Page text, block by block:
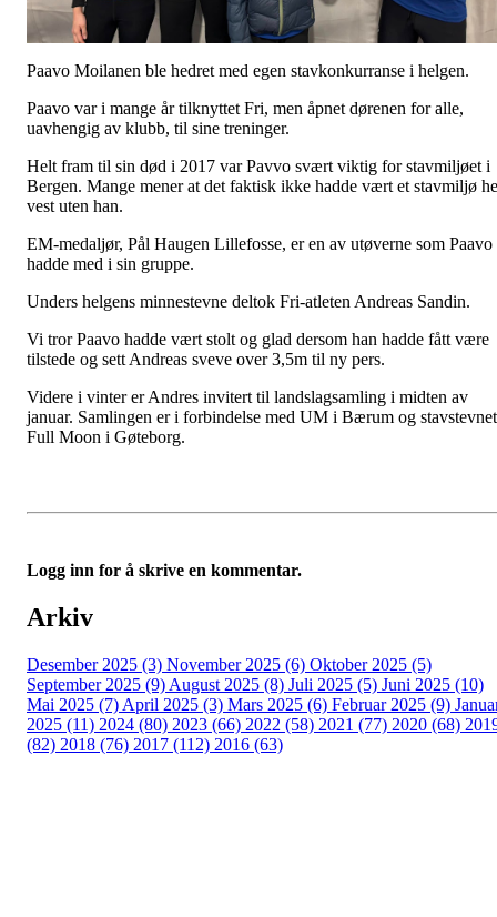
Paavo Moilanen ble hedret med egen stavkonkurranse i helgen.
Paavo var i mange år tilknyttet Fri, men åpnet dørenen for alle,
uavhengig av klubb, til sine treninger.
Helt fram til sin død i 2017 var Pavvo svært viktig for stavmiljøet i
Bergen. Mange mener at det faktisk ikke hadde vært et stavmiljø
vest uten han.
EM-medaljør, Pål Haugen Lillefosse, er en av utøverne som Paavo
hadde med i sin gruppe.
Unders helgens minnestevne deltok Fri-atleten Andreas Sandin.
Vi tror Paavo hadde vært stolt og glad dersom han hadde fått være
tilstede og sett Andreas sveve over 3,5m til ny pers.
Videre i vinter er Andres invitert til landslagsamling i midten av
januar. Samlingen er i forbindelse med UM i Bærum og stavstevnet
Full Moon i Gøteborg.
Logg inn for å skrive en kommentar.
Arkiv
Desember 2025 (3) November 2025 (6) Oktober 2025 (5)
September 2025 (9) August 2025 (8) Juli 2025 (5) Juni 2025 (10)
Mai 2025 (7) April 2025 (3) Mars 2025 (6) Februar 2025 (9)
2025 (11) 2024 (80) 2023 (66) 2022 (58) 2021 (77) 2020 (68)
(82) 2018 (76) 2017 (112) 2016 (63)